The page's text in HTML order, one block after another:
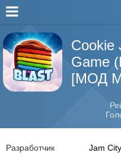
Game
[МОД
Разработчик Jam